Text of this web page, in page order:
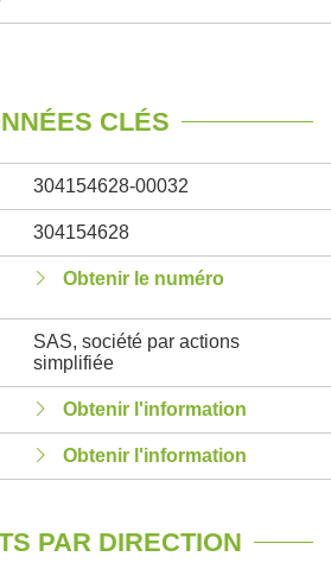
CLÉS
304154628-00032
304154628
Obtenir le numéro
SAS, société par actions
simplifiée
Obtenir l'information
Obtenir l'information
PAR DIRECTION